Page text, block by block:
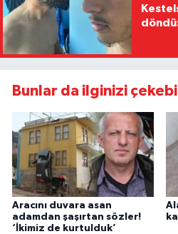
Bunlar da ilginizi
Aracını duvara asan
adamdan şaşırtan sözler!
‘İkimiz de kurtulduk’